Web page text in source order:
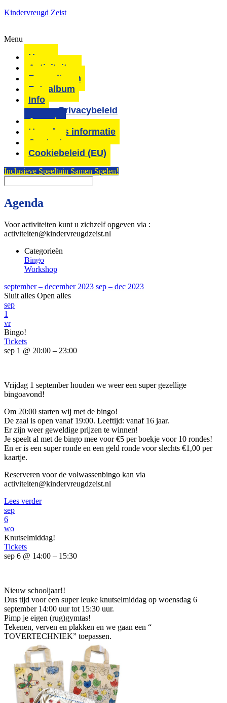
Kindervreugd Zeist
Menu
Home
Activiteiten
Formulieren
Fotoalbum
Info
Privacybeleid
Agenda
Huurders informatie
Contact
Cookiebeleid (EU)
Inclusieve Speeltuin Samen Spelen!
Agenda
Voor activiteiten kunt u zichzelf opgeven via :
activiteiten@kindervreugdzeist.nl
Categorieën
Bingo
Workshop
september – december 2023 sep – dec 2023
Sluit alles Open alles
sep
1
vr
Bingo!
Tickets
sep 1 @ 20:00 – 23:00
Vrijdag 1 september houden we weer een super gezellige
bingoavond!
Om 20:00 starten wij met de bingo!
De zaal is open vanaf 19:00. Leeftijd: vanaf 16 jaar.
Er zijn weer geweldige prijzen te winnen!
Je speelt al met de bingo mee voor €5 per boekje voor 10 rondes!
En er is een super ronde en een geld ronde voor slechts €1,00 per
kaartje.
Reserveren voor de volwassenbingo kan via
activiteiten@kindervreugdzeist.nl
Lees verder
sep
6
wo
Knutselmiddag!
Tickets
sep 6 @ 14:00 – 15:30
Nieuw schooljaar!!
Dus tijd voor een super leuke knutselmiddag op woensdag 6
september 14:00 uur tot 15:30 uur.
Pimp je eigen (rug)gymtas!
Tekenen, verven en plakken en we gaan een “
TOVERTECHNIEK” toepassen.